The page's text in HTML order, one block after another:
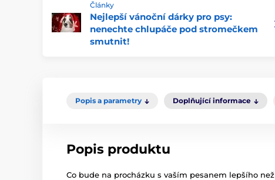
Články
Nejlepší vánoční dárky pro psy:
nenechte chlupáče pod stromečkem
smutnit!
Popis a parametry Doplňující informace
Popis produktu
Co bude na procházku s vaším pesanem lepšího než